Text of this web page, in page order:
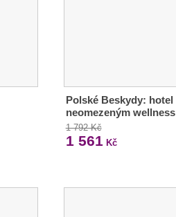
Polské Beskydy: hotel
neomezeným wellness
1 792 Kč
1 561 Kč